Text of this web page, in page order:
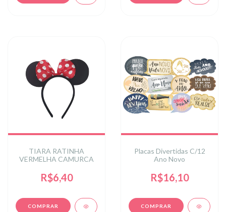
TIARA RATINHA
VERMELHA CAMURCA
R$6,40
Placas Divertidas C/12
Ano Novo
R$16,10